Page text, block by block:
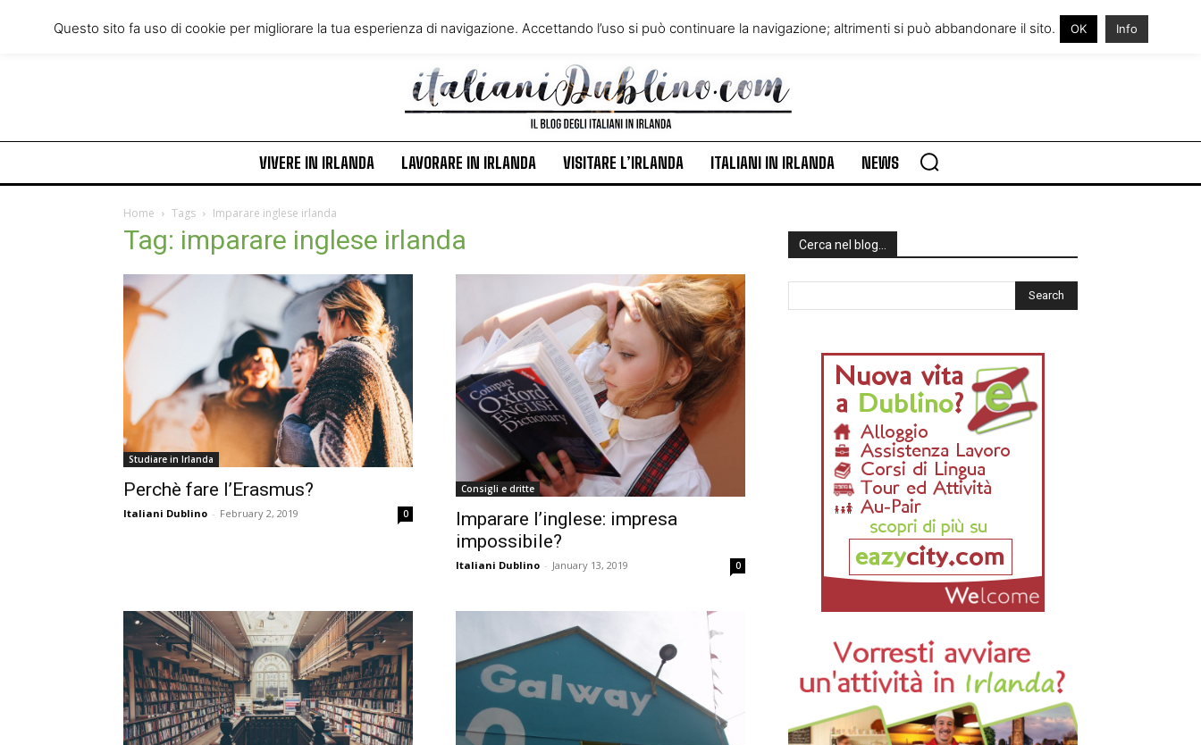
Friday, August 7, 2026 VIVERE IN IRLANDA
VISITARE L’IRLANDA
ITALIANI IN IRLANDA
NEWS
VIVERE IN IRLANDA LAVORARE IN IRLANDA VISITARE L’IRLANDA ITALIANI IN IRLANDA NEWS
Home Tags Imparare inglese irlanda
Tag: imparare inglese irlanda
Studiare in Irlanda
Perchè fare l’Erasmus?
Italiani Dublino - February 2, 2019 0
Consigli e dritte
Imparare l’inglese: impresa
impossibile?
Italiani Dublino - January 13, 2019 0
Cerca nel blog…
Questo sito fa uso di cookie per migliorare la tua esperienza di navigazione. Accettando l’uso si può continuare la navigazione; altrimenti si può abbandonare il sito. OK Info